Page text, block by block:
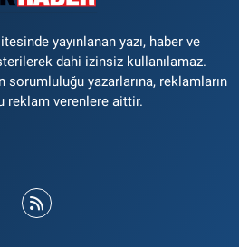
yayınlanan yazı, haber ve
dahi izinsiz kullanılamaz.
sorumluluğu yazarlarına, reklamların
reklam verenlere aittir.